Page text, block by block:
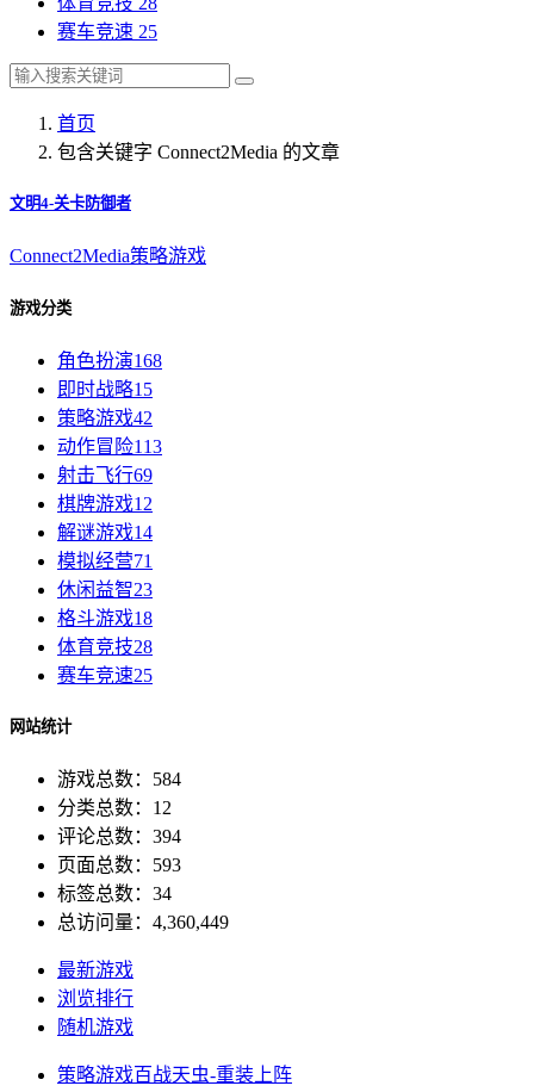
赛车竞速 25
首页
包含关键字 Connect2Media 的文章
文明4-关卡防御者
Connect2Media策略游戏
游戏分类
角色扮演168
即时战略15
策略游戏42
动作冒险113
射击飞行69
棋牌游戏12
解谜游戏14
模拟经营71
休闲益智23
格斗游戏18
体育竞技28
赛车竞速25
网站统计
游戏总数：584
分类总数：12
评论总数：394
页面总数：593
标签总数：34
总访问量：4,360,449
最新游戏
浏览排行
随机游戏
策略游戏百战天虫-重装上阵